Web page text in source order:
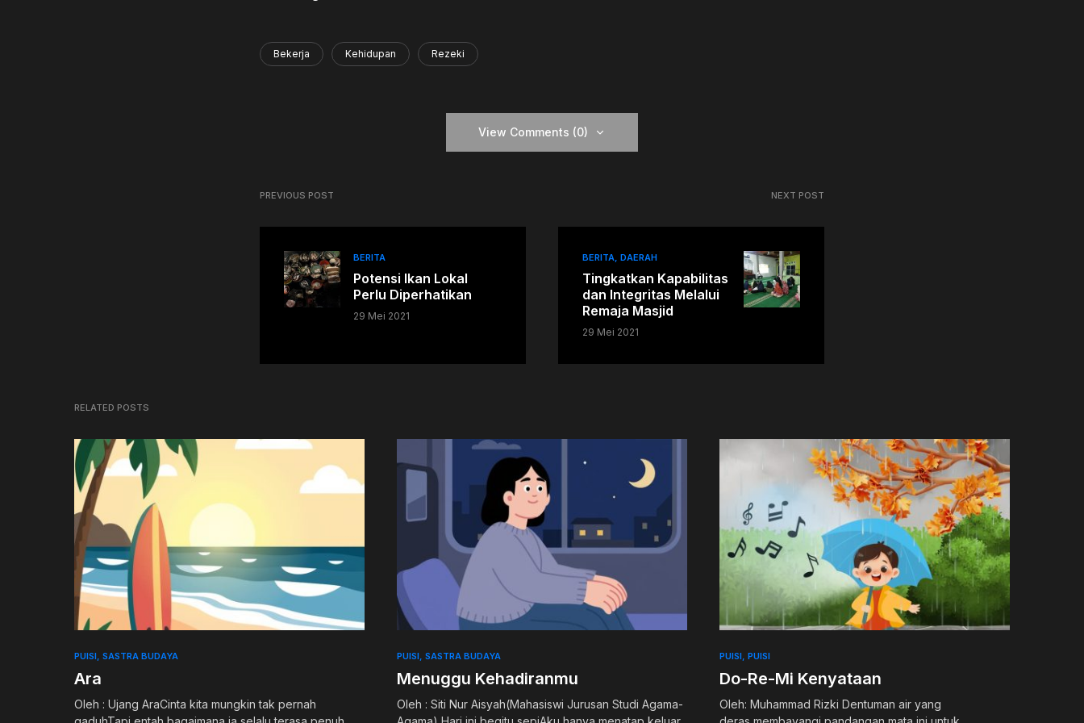
Bekerja Kehidupan Rezeki
View Comments (0)
PREVIOUS POST
BERITA
Potensi Ikan Lokal
Perlu Diperhatikan
29 Mei 2021
NEXT POST
BERITA DAERAH
Tingkatkan Kapabilitas
dan Integritas Melalui
Remaja Masjid
29 Mei 2021
RELATED POSTS
PUISI SASTRA BUDAYA
Ara
Oleh : Ujang AraCinta kita mungkin tak pernah
PUISI SASTRA BUDAYA
Menuggu Kehadiranmu
Oleh : Siti Nur Aisyah(Mahasiswi Jurusan Studi Agama-
PUISI PUISI
Do-Re-Mi Kenyataan
Oleh: Muhammad Rizki Dentuman air yang